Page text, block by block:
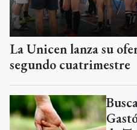
La Unicen lanza su
segundo cuatrimestre